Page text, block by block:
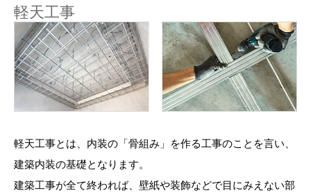
軽天工事
軽天工事とは、内装の「骨組み」を作る工事のことを言い、
建築内装の基礎となります。
建築工事が全て終われば、壁紙や装飾などで目にみえない部